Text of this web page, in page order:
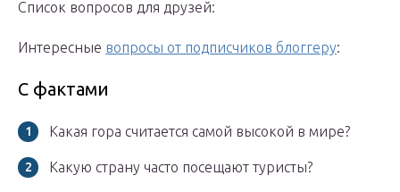
Список вопросов для друзей:
Интересные вопросы от подписчиков блоггеру:
С фактами
Какая гора считается самой высокой в мире?
Какую страну часто посещают туристы?